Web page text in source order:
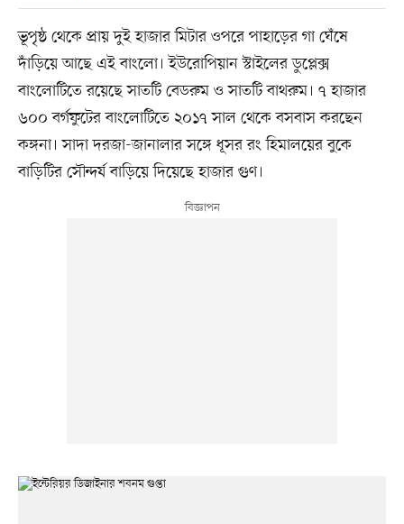
ভূপৃষ্ঠ থেকে প্রায় দুই হাজার মিটার ওপরে পাহাড়ের গা ঘেঁষে
দাঁড়িয়ে আছে এই বাংলো। ইউরোপিয়ান স্টাইলের ডুপ্লেক্স
বাংলোটিতে রয়েছে সাতটি বেডরুম ও সাতটি বাথরুম। ৭ হাজার
৬০০ বর্গফুটের বাংলোটিতে ২০১৭ সাল থেকে বসবাস করছেন
কঙ্গনা। সাদা দরজা-জানালার সঙ্গে ধূসর রং হিমালয়ের বুকে
বাড়িটির সৌন্দর্য বাড়িয়ে দিয়েছে হাজার গুণ।